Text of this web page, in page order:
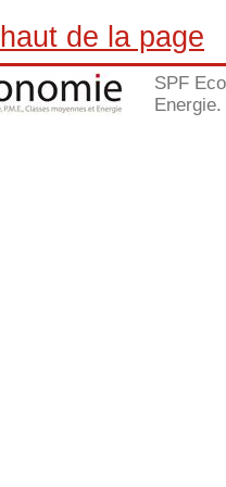
de la page
SPF
Energie.